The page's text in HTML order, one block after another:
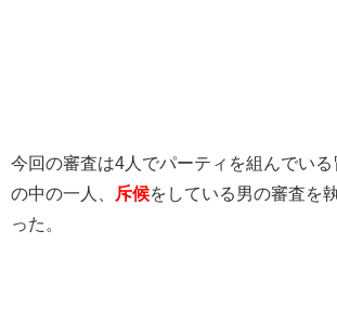
今回の審査は4人でパーティを組んでい
の中の一人、
斥候をしている男の審査を
った。